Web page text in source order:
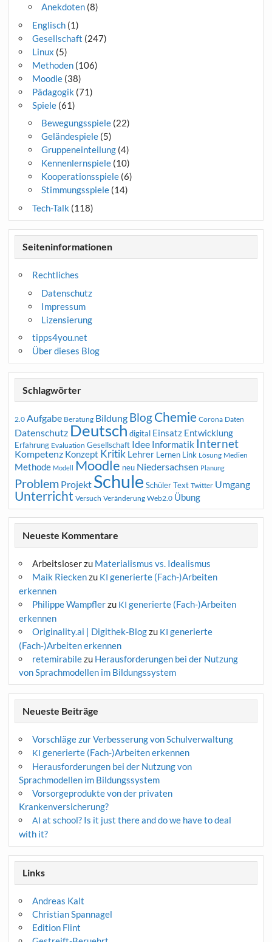
Anekdoten(8)
Englisch(1)
Gesellschaft (247)
Linux (5)
Methoden(106)
Moodle(38)
Pädagogik (71)
Spiele(61)
Bewegungsspiele(22)
Geländespiele(5)
Gruppeneinteilung(4)
Kennenlernspiele(10)
Kooperationsspiele(6)
Stimmungsspiele(14)
Tech-Talk (118)
Seiteninformationen
Rechtliches
Datenschutz
Impressum
Lizensierung
tipps4you.net
Über dieses Blog
Schlagwörter
2.0 Aufgabe Beratung Bildung BlogChemie Corona Daten
Datenschutz Deutsch digital Einsatz Entwicklung
Erfahrung Evaluation Gesellschaft Idee Informatik Internet
Kompetenz Konzept Kritik Lehrer Lernen Link Lösung Medien
Methode Modell Moodle neu Niedersachsen Planung
Problem Projekt Schule Schüler Text Twitter Umgang
Unterricht Versuch Veränderung Web2.0 Übung
Neueste Kommentare
Arbeitsloserzu Materialismus vs. Idealismus
Maik Rieckenzu KI generierte (Fach-)Arbeiten
erkennen
Philippe Wampflerzu KI generierte (Fach-)Arbeiten
erkennen
Originality.ai | Digithek-Blogzu KI generierte
(Fach-)Arbeiten erkennen
retemirabilezu Herausforderungen bei der Nutzung
von Sprachmodellen im Bildungssystem
Neueste Beiträge
Vorschläge zur Verbesserung von Schulverwaltung
KI generierte (Fach-)Arbeiten erkennen
Herausforderungen bei der Nutzung von
Sprachmodellen im Bildungssystem
Vorsorgeprodukte von der privaten
Krankenversicherung?
AI at school? Is it just there and do we have to deal
with it?
Links
Andreas Kalt
Christian Spannagel
Edition Flint